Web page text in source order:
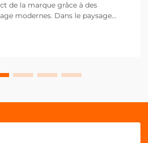
de la marque grâce à des
modernes. Dans le paysage
détails peuvent faire la plus
dans la présentation de la marque.